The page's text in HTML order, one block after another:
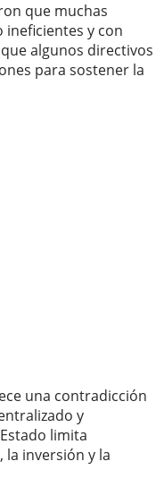
que muchas
ineficientes y con
algunos directivos
para sostener la
una contradicción
y
limita
la inversión y la